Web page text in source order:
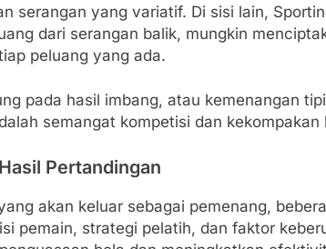
serangan yang variatif. Di sisi lain,
dari serangan balik, mungkin
peluang yang ada.
pada hasil imbang, atau kemenangan
semangat kompetisi dan kekompakan
Pertandingan
akan keluar sebagai pemenang,
pemain, strategi pelatih, dan faktor